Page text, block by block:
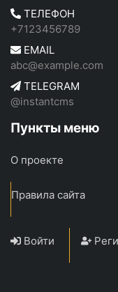
ТЕЛЕФОН
+7123456789
EMAIL
abc@example.com
TELEGRAM
@instantcms
Пункты меню
О проекте
Правила сайта
Войти